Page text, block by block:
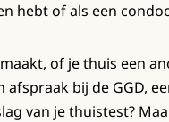
hebt of als een
of je thuis een
bij de GGD,
van je thuistest?